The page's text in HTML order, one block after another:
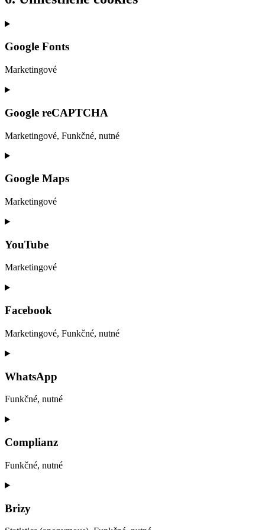
Google Fonts
Marketingové
Consent
service
google-
fonts
Google reCAPTCHA
Marketingové, Funkčné, nutné
Consent
service
google-
recaptcha
Google Maps
Marketingové
Consent
service
maps
YouTube
Marketingové
Consent
service
Facebook
Marketingové, Funkčné, nutné
Consent
service
WhatsApp
Funkčné, nutné
Consent
service
whatsapp
Complianz
Funkčné, nutné
Consent
service
complianz
Brizy